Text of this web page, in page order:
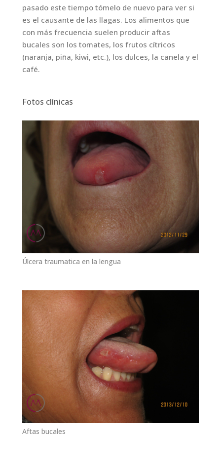
pasado este tiempo tómelo de nuevo para ver si
es el causante de las llagas. Los alimentos que
con más frecuencia suelen producir aftas
bucales son los tomates, los frutos cítricos
(naranja, piña, kiwi, etc.), los dulces, la canela y el
café.
Fotos clínicas
Úlcera traumatica en la lengua
Aftas bucales